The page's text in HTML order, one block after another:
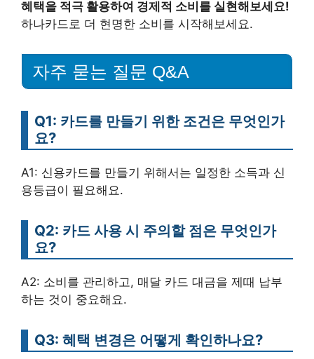
혜택을 적극 활용하여 경제적 소비를 실현해보세요!
하나카드로 더 현명한 소비를 시작해보세요.
자주 묻는 질문 Q&A
Q1: 카드를 만들기 위한 조건은 무엇인가
요?
A1: 신용카드를 만들기 위해서는 일정한 소득과 신
용등급이 필요해요.
Q2: 카드 사용 시 주의할 점은 무엇인가
요?
A2: 소비를 관리하고, 매달 카드 대금을 제때 납부
하는 것이 중요해요.
Q3: 혜택 변경은 어떻게 확인하나요?